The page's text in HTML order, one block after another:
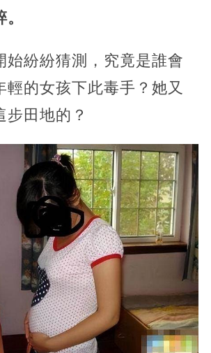
始紛紛猜測，究竟是誰會
輕的女孩下此毒手？她又
步田地的？